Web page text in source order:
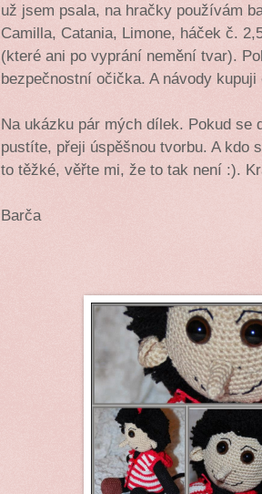
už jsem psala, na hračky používám
Camilla, Catania, Limone, háček č.
(které ani po vyprání nemění tvar).
bezpečnostní očička. A návody
Na ukázku pár mých dílek. Pokud se
pustíte, přeji úspěšnou tvorbu. A kdo
to těžké, věřte mi, že to tak není :).
Barča